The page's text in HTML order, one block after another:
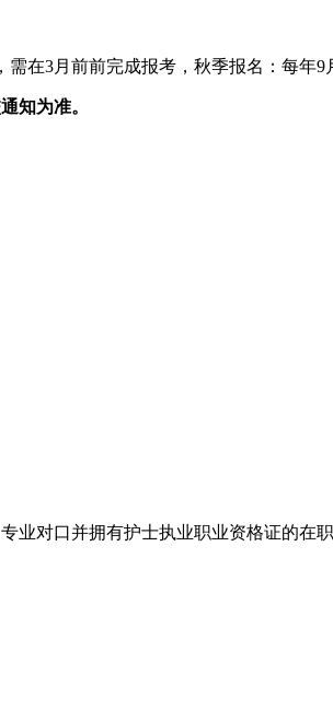
在3月前前完成报考，秋季报名：每年9
知为准。
业对口并拥有护士执业职业资格证的